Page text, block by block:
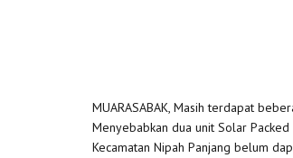
MUARASABAK, Masih terdapat
Menyebabkan dua unit Solar
Kecamatan Nipah Panjang belum